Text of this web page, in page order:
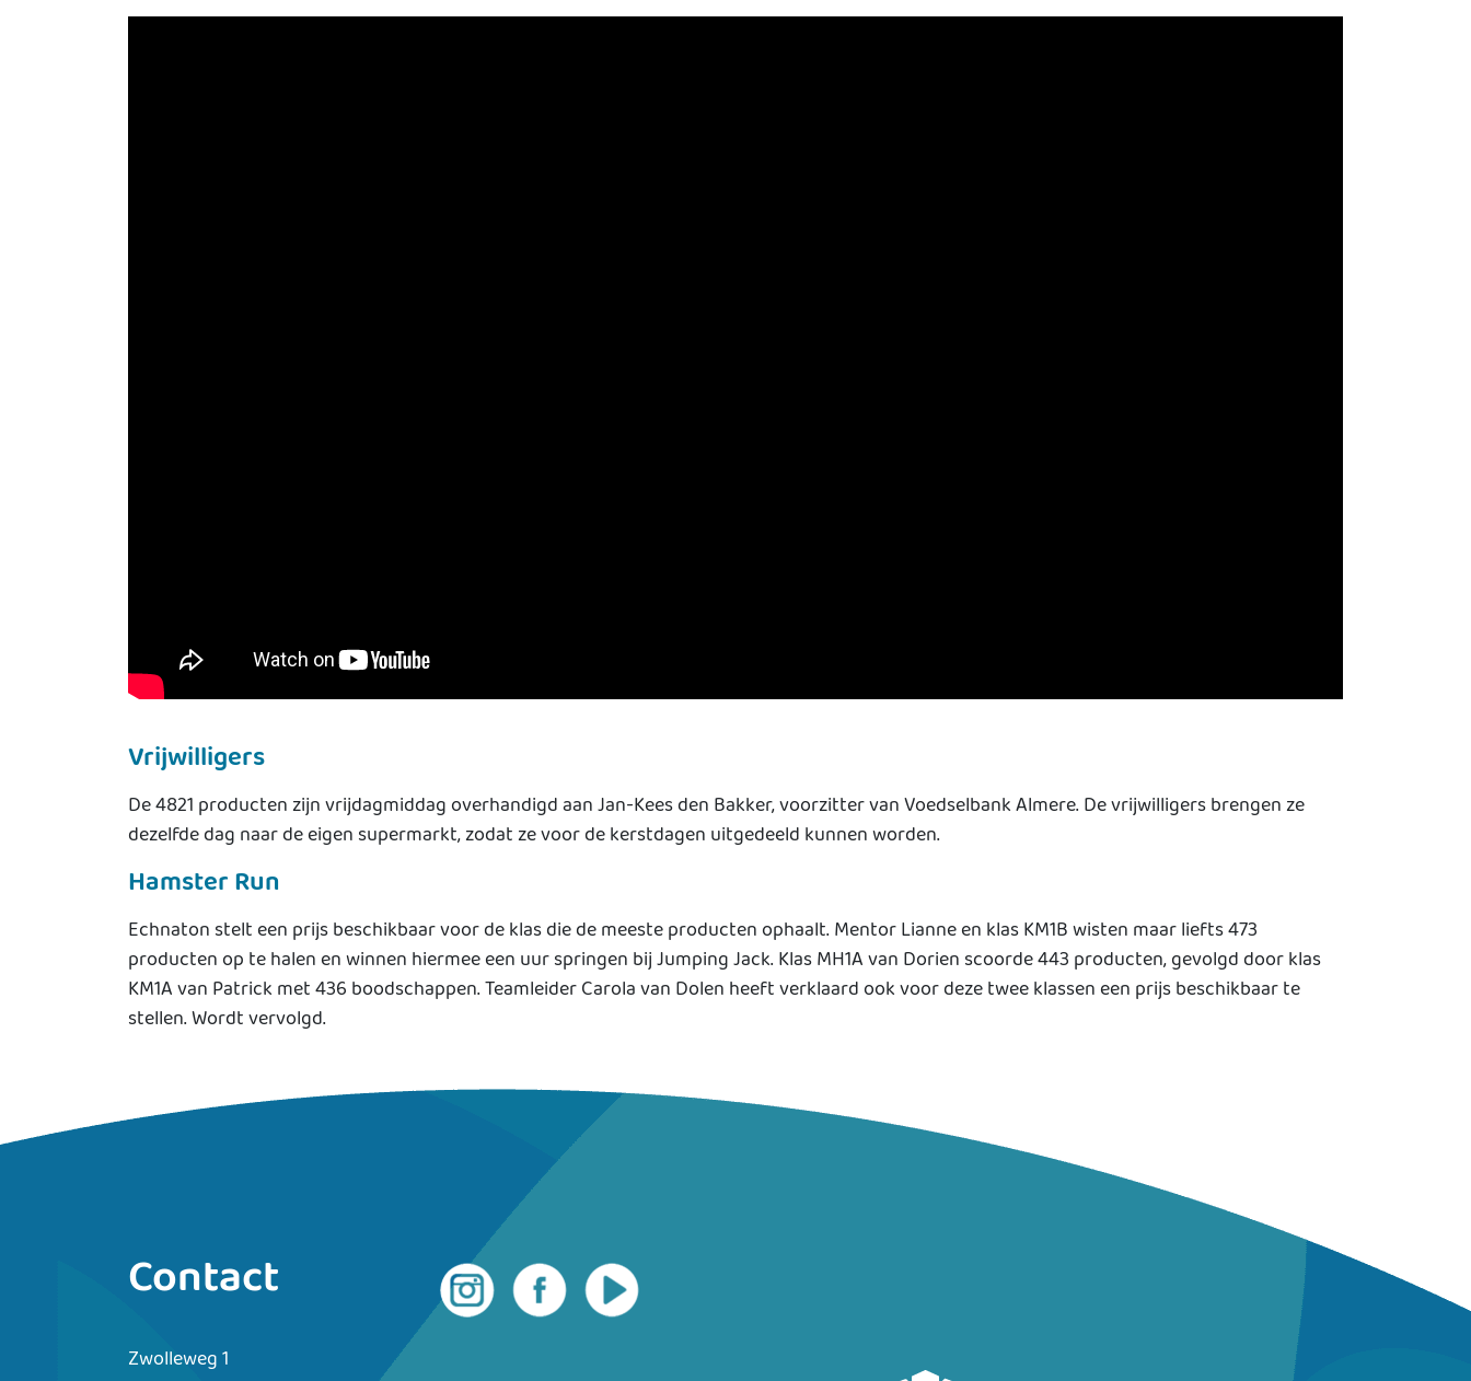
Vrijwilligers
De 4821 producten zijn vrijdagmiddag overhandigd aan Jan-Kees den Bakker, voorzitter van Voedselbank Almere. De vrijwilligers brengen ze
dezelfde dag naar de eigen supermarkt, zodat ze voor de kerstdagen uitgedeeld kunnen worden.
Hamster Run
Echnaton stelt een prijs beschikbaar voor de klas die de meeste producten ophaalt. Mentor Lianne en klas KM1B wisten maar liefts 473
producten op te halen en winnen hiermee een uur springen bij Jumping Jack. Klas MH1A van Dorien scoorde 443 producten, gevolgd door klas
KM1A van Patrick met 436 boodschappen. Teamleider Carola van Dolen heeft verklaard ook voor deze twee klassen een prijs beschikbaar te
stellen. Wordt vervolgd.
Contact
Zwolleweg 1